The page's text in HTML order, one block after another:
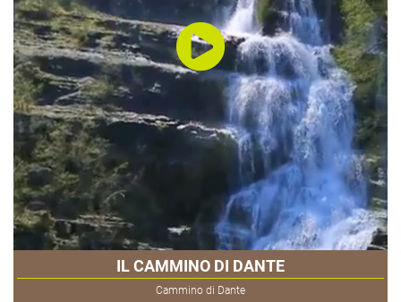
IL CAMMINO DI DANTE
Cammino di Dante